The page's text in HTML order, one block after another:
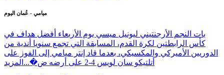
ميامي - عُمان اليوم
بات النجم الأرجنتيني ليونيل ميسي يوم الأربعاء أفضل هداف في
كأس الرابطتين لكرة القدم، المسابقة التي تجمع سنويا أندية من
الدوريين الأميركي والمكسيكي، بعدما قاد إنتر ميامي إلى الفوز على
أتلتيكو سان لويس 4-2 على أرضه ض�...
المزيد